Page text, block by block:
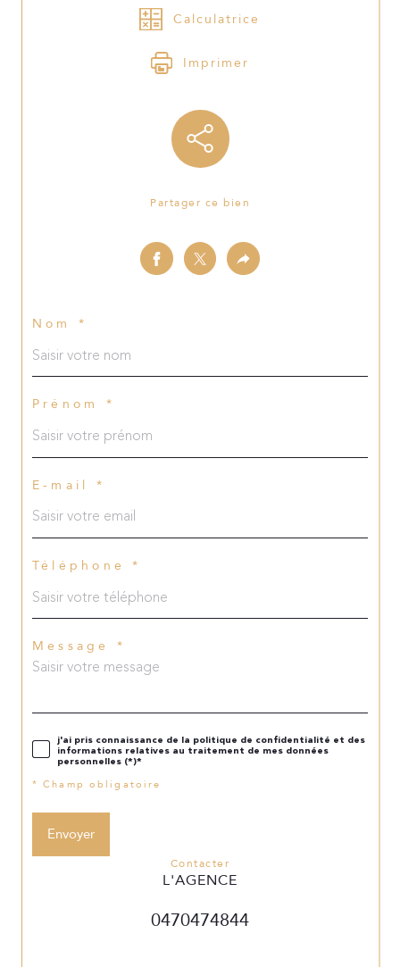
Calculatrice
Imprimer
Partager ce bien
Nom *
Prénom *
E-mail *
Téléphone *
Message *
j'ai pris connaissance de la politique de confidentialité et des
informations relatives au traitement de mes données
personnelles (*)*
* Champ obligatoire
Envoyer
contacter
L'AGENCE
0470474844